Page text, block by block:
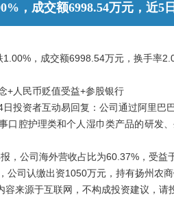
，成交额6998.54万元，近5
1.00%，成交额6998.54万元，换手率
+人民币贬值受益+参股银行
投资者互动易回复：公司通过阿里巴
口腔护理类和个人湿巾类产品的研发
，公司海外营收占比为60.37%，受益
公司认缴出资1050万元，持有扬州农
容来源于互联网，不构成投资建议，请